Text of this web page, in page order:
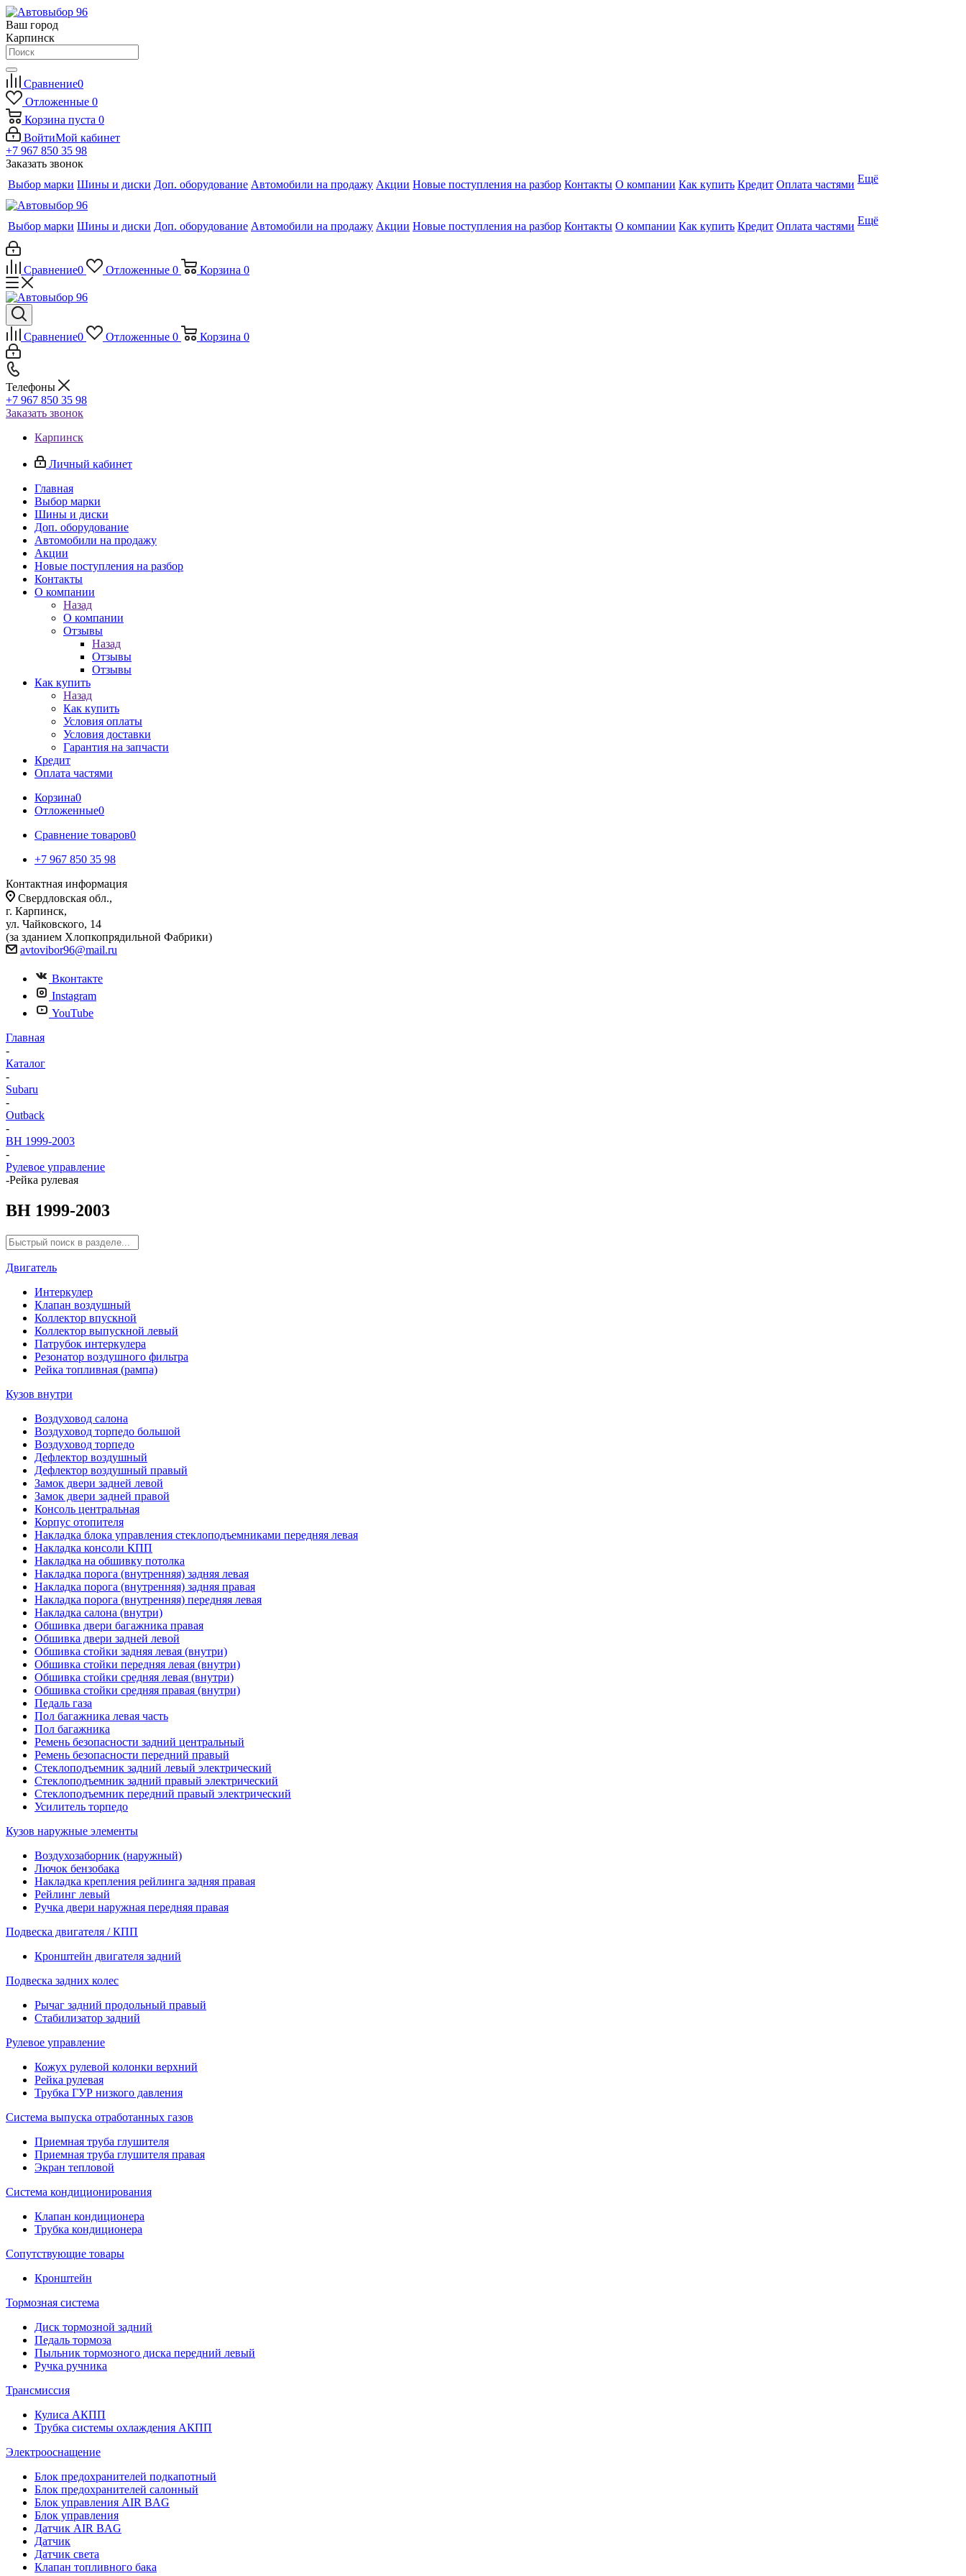
Ваш город
Карпинск
Сравнение0
Отложенные 0
Корзина пуста 0
ВойтиМой кабинет
+7 967 850 35 98
Заказать звонок
Выбор марки Шины и диски Доп. оборудование Автомобили на продажу Акции Новые поступления на разбор Контакты О компании Как купить Кредит Оплата частями Ещё
Выбор марки Шины и диски Доп. оборудование Автомобили на продажу Акции Новые поступления на разбор Контакты О компании Как купить Кредит Оплата частями Ещё
Сравнение0 Отложенные 0 Корзина 0
Сравнение0 Отложенные 0 Корзина 0
Телефоны
+7 967 850 35 98
Заказать звонок
Карпинск
Личный кабинет
Главная
Выбор марки
Шины и диски
Доп. оборудование
Автомобили на продажу
Акции
Новые поступления на разбор
Контакты
О компании
Назад
О компании
Отзывы
Назад
Отзывы
Отзывы
Как купить
Назад
Как купить
Условия оплаты
Условия доставки
Гарантия на запчасти
Кредит
Оплата частями
Корзина0
Отложенные0
Сравнение товаров0
+7 967 850 35 98
Контактная информация
Свердловская обл.,
г. Карпинск,
ул. Чайковского, 14
(за зданием Хлопкопрядильной Фабрики)
avtovibor96@mail.ru
Вконтакте
Instagram
YouTube
Главная
-
Каталог
-
Subaru
-
Outback
-
BH 1999-2003
-
Рулевое управление
-Рейка рулевая
BH 1999-2003
Двигатель
Интеркулер
Клапан воздушный
Коллектор впускной
Коллектор выпускной левый
Патрубок интеркулера
Резонатор воздушного фильтра
Рейка топливная (рампа)
Кузов внутри
Воздуховод салона
Воздуховод торпедо большой
Воздуховод торпедо
Дефлектор воздушный
Дефлектор воздушный правый
Замок двери задней левой
Замок двери задней правой
Консоль центральная
Корпус отопителя
Накладка блока управления стеклоподъемниками передняя левая
Накладка консоли КПП
Накладка на обшивку потолка
Накладка порога (внутренняя) задняя левая
Накладка порога (внутренняя) задняя правая
Накладка порога (внутренняя) передняя левая
Накладка салона (внутри)
Обшивка двери багажника правая
Обшивка двери задней левой
Обшивка стойки задняя левая (внутри)
Обшивка стойки передняя левая (внутри)
Обшивка стойки средняя левая (внутри)
Обшивка стойки средняя правая (внутри)
Педаль газа
Пол багажника левая часть
Пол багажника
Ремень безопасности задний центральный
Ремень безопасности передний правый
Стеклоподъемник задний левый электрический
Стеклоподъемник задний правый электрический
Стеклоподъемник передний правый электрический
Усилитель торпедо
Кузов наружные элементы
Воздухозаборник (наружный)
Лючок бензобака
Накладка крепления рейлинга задняя правая
Рейлинг левый
Ручка двери наружная передняя правая
Подвеска двигателя / КПП
Кронштейн двигателя задний
Подвеска задних колес
Рычаг задний продольный правый
Стабилизатор задний
Рулевое управление
Кожух рулевой колонки верхний
Рейка рулевая
Трубка ГУР низкого давления
Система выпуска отработанных газов
Приемная труба глушителя
Приемная труба глушителя правая
Экран тепловой
Система кондиционирования
Клапан кондиционера
Трубка кондиционера
Сопутствующие товары
Кронштейн
Тормозная система
Диск тормозной задний
Педаль тормоза
Пыльник тормозного диска передний левый
Ручка ручника
Трансмиссия
Кулиса АКПП
Трубка системы охлаждения АКПП
Электрооснащение
Блок предохранителей подкапотный
Блок предохранителей салонный
Блок управления AIR BAG
Блок управления
Датчик AIR BAG
Датчик
Датчик света
Клапан топливного бака